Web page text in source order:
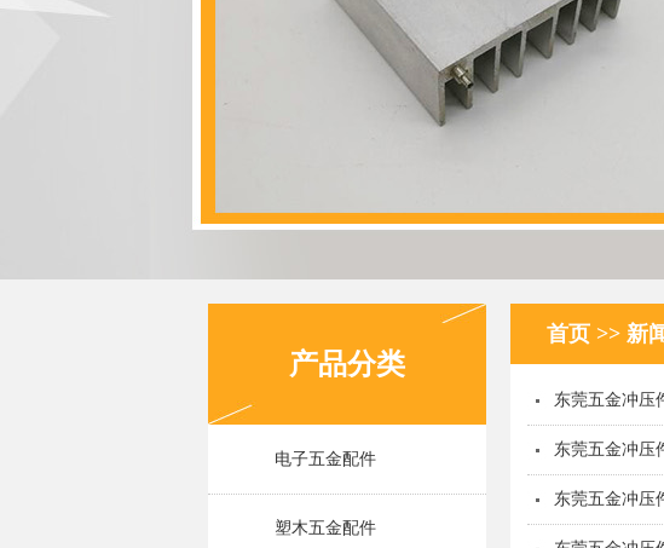
产品分类
电子五金配件
塑木五金配件
首页 >> 新
东莞五金冲压
东莞五金冲压
东莞五金冲压